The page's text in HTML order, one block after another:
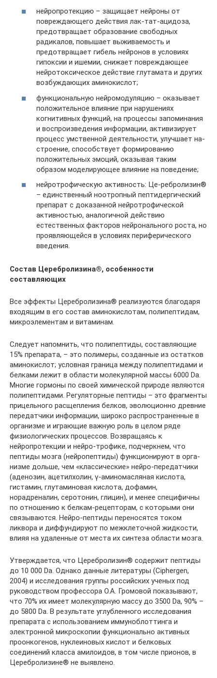
нейропротекцию – защищает нейро­ны от
повреждающего действия лак-тат-ацидоза,
предотвращает образование свободных
радикалов, повышает выжива­емость и
предотвращает гибель нейронов в условиях
гипоксии и ишемии, снижает повреждающее
нейротоксическое дейст­вие глутамата и других
возбуждающих аминокислот;
функциональную нейромодуляцию – оказывает
положительное влияние при нарушениях
когнитивных функций, на процессы запоминания
и воспроизведе­ния информации, активизирует
процесс умственной деятельности, улучшает на­
строение, способствует формированию
положительных эмоций, оказывая таким
образом моделирующее влияние на поведение;
нейротрофическую активность: Це-ребролизин®
– единственный ноотропный пептидергический
препарат с доказанной нейротрофической
активностью, анало­гичной действию
естественных факторов нейронального роста, но
проявляющейся в условиях периферического
введения.
Состав Церебролизина®, особенности
составляющих
Все эффекты Церебролизина® реализу­ются благодаря
входящим в его состав аминокислотам, полипептидам,
микро­элементам и витаминам.
Следует напомнить, что полипептиды, составляющие
15% препарата, – это поли­меры, созданные из остатков
аминокислот; условная граница между полипептидами и
белками лежит в области молекулярной массы 6000 Dа.
Многие гормоны по своей химической природе являются
полипеп­тидами. Регуляторные пептиды – это фрагменты
прицельного расщепления белков, эволюционно древние
передатчи­ки информации, широко распространен­ные в
организме и играющие важную роль в целом ряде
физиологических процессов. Возвращаясь к
нейропротекции и нейро-трофике, подчеркнем, что
пептиды мозга (нейропептиды) функционируют в орга­
низме дольше, чем «классические» нейро-передатчики
(аденозин, ацетилхолин, γ-аминомасляная кислота,
гистамин, глутаминовая кислота, дофамин,
норадреналин, серотонин, глицин), и менее специ­фичны
по отношению к белкам-рецепто­рам, с которыми они
связываются. Нейро-пептиды переносятся током
ликвора и диффундируют по межклеточной жидкос­ти,
влияя на удаленные от места их синте­за области мозга.
Утверждается, что Церебролизин® со­держит пептиды
до 10 000 Da. Однако данные литературы (Ciphergen,
2004) и исследования группы российских уче­ных под
руководством профессора О.А. Громовой показывают,
что 70% их имеет молекулярную массу до 3500 Da, 90% –
до 5800 Da. В результате углублен­ного исследования
препарата с исполь­зованием иммуноблоттинга и
электрон­ной микроскопии функционально ак­тивных
проонкогенов, нуклеиновых кислот и белковых
соединений класса амилоидов, в том числе прионов, в
Церебролизине® не выявлено.